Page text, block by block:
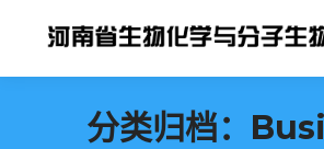
分类归档：